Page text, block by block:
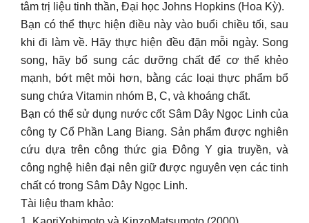
tâm trị liệu tinh thần, Đại học Johns Hopkins (Hoa Kỳ).
Bạn có thể thực hiện điều này vào buổi chiều tối, sau
khi đi làm về. Hãy thực hiện đều đặn mỗi ngày. Song
song, hãy bổ sung các dưỡng chất để cơ thể khẻo
mạnh, bớt mệt mỏi hơn, bằng các loại thực phẩm bổ
sung chứa Vitamin nhóm B, C, và khoáng chất.
Bạn có thể sử dụng nước cốt Sâm Dây Ngọc Linh của
công ty Cổ Phần Lang Biang. Sản phẩm được nghiên
cứu dựa trên công thức gia Đông Y gia truyền, và
công nghệ hiên đại nên giữ được nguyên vẹn các tinh
chất có trong Sâm Dây Ngọc Linh.
Tài liệu tham khảo: